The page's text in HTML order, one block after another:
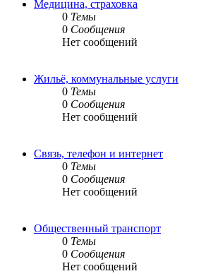
Медицина, страховка
0 Темы
0 Сообщения
Нет сообщений
Жильё, коммунальные услуги
0 Темы
0 Сообщения
Нет сообщений
Связь, телефон и интернет
0 Темы
0 Сообщения
Нет сообщений
Общественный транспорт
0 Темы
0 Сообщения
Нет сообщений